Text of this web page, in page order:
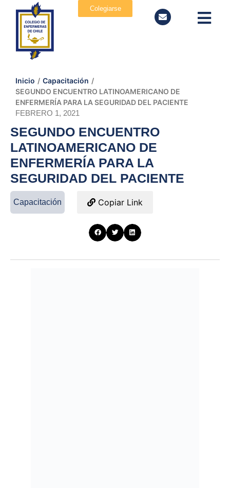
Colegiarse
Inicio / Capacitación /
SEGUNDO ENCUENTRO LATINOAMERICANO DE
ENFERMERÍA PARA LA SEGURIDAD DEL PACIENTE
FEBRERO 1, 2021
SEGUNDO ENCUENTRO
LATINOAMERICANO DE
ENFERMERÍA PARA LA
SEGURIDAD DEL PACIENTE
Capacitación Copiar Link